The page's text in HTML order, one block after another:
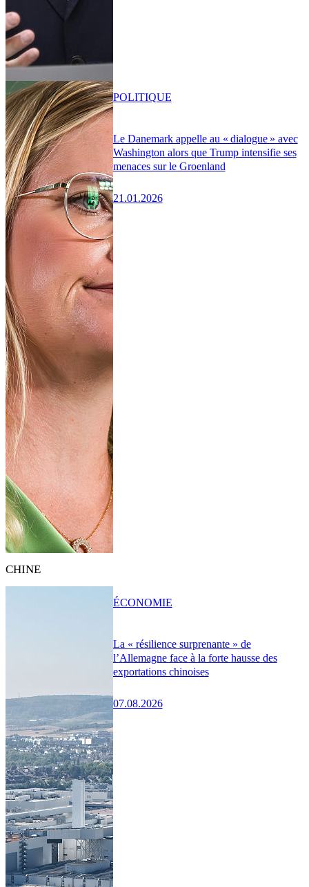
Le Danemark appelle au « dialogue » avec
Washington alors que Trump intensifie ses
menaces sur le Groenland
21.01.2026
POLITIQUE
CHINE
La « résilience surprenante » de
l’Allemagne face à la forte hausse des
exportations chinoises
07.08.2026
ÉCONOMIE